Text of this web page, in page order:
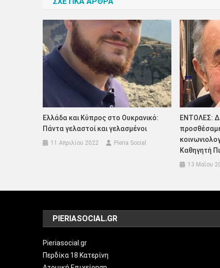
Ελλάδα και Κύπρος στο Ουκρανικό:
Πάντα γελαστοί και γελασμένοι
11 Απριλίου 2022 Pieria Social
ΕΝΤΟΛΕΣ:
Καθηγητή
13 Μαΐου
PIERIASOCIAL.GR
Pieriasocial.gr
Περδίκα 18 Κατερίνη